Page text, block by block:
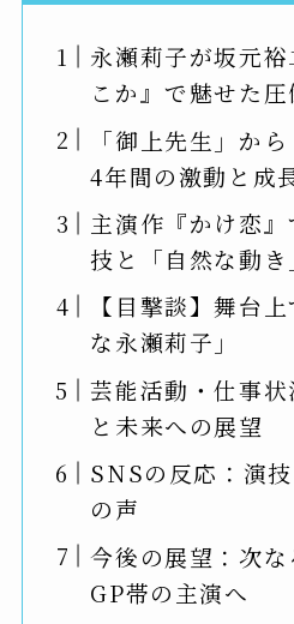
永瀬莉子が坂元
こか』で魅せた
「御上先生」か
4年間の激動と成
主演作『かけ恋
技と「自然な動き
【目撃談】舞台
な永瀬莉子」
芸能活動・仕事
と未来への展望
SNSの反応：演
の声
今後の展望：次
GP帯の主演へ